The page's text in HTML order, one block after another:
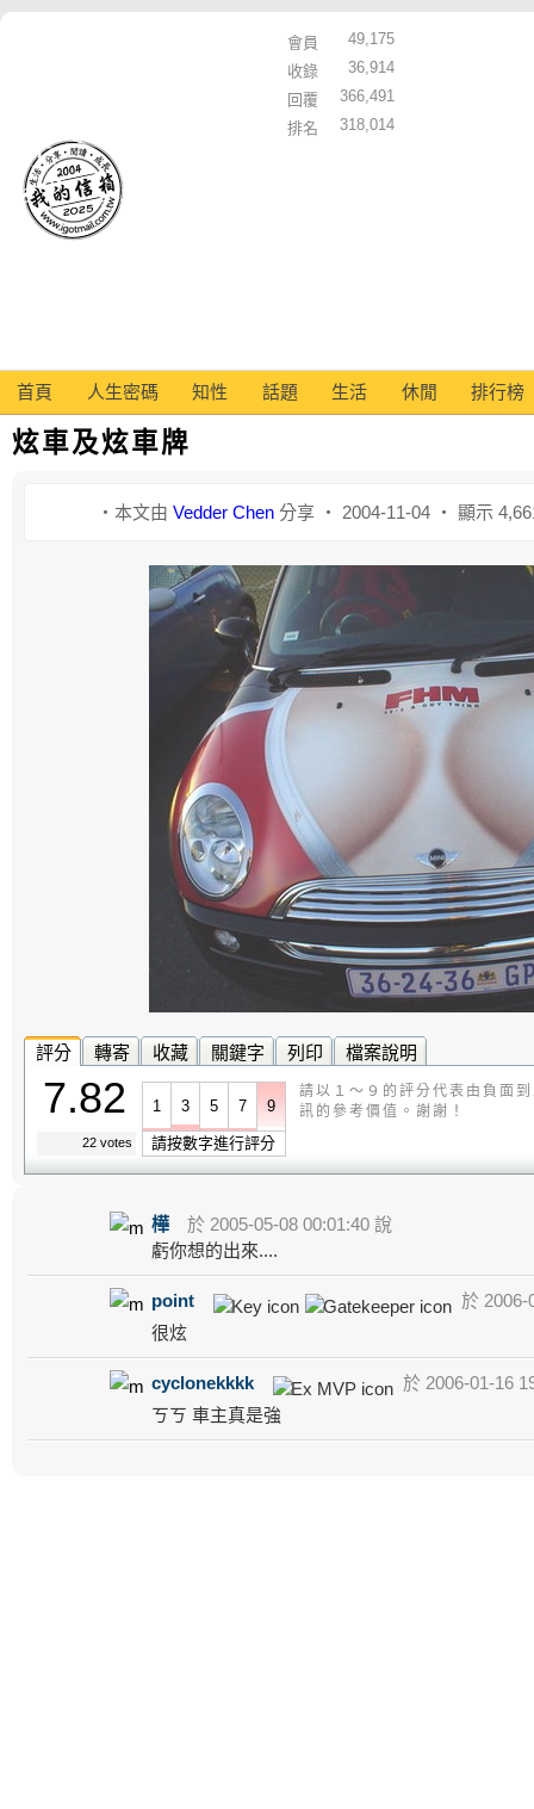
會員
49,175
收錄
36,914
回覆
366,491
排名
318,014
首頁 人生密碼 知性 話題 生活 休閒 排行榜
炫車及炫車牌
‧本文由Vedder Chen 分享 ‧ 2004-11-04 ‧ 顯示
評分 轉寄 收藏 關鍵字 列印 檔案說明
7.82
22 votes
1 3 5 7 9
請按數字進行評分
請以１～９的評分代表由負面
訊的參考價值。謝謝！
樺
於 2005-05-08 00:01:40 說
虧你想的出來....
point
於 2006-
很炫
cyclonekkkk
於 2006-01-16
ㄎㄎ 車主真是強